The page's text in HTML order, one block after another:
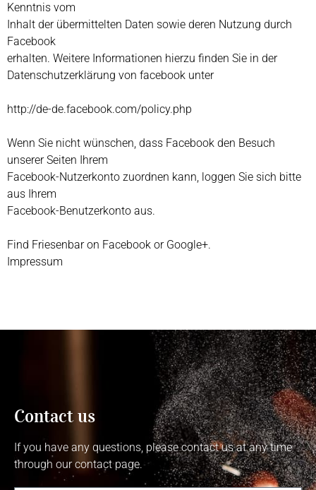
Kenntnis vom
Inhalt der übermittelten Daten sowie deren Nutzung durch
Facebook
erhalten. Weitere Informationen hierzu finden Sie in der
Datenschutzerklärung von facebook unter
http://de-de.facebook.com/policy.php
Wenn Sie nicht wünschen, dass Facebook den Besuch
unserer Seiten Ihrem
Facebook-Nutzerkonto zuordnen kann, loggen Sie sich bitte
aus Ihrem
Facebook-Benutzerkonto aus.
Find Friesenbar on Facebook or Google+.
Impressum
Contact us​
If you have any questions, please contact us at any time
through our contact page.